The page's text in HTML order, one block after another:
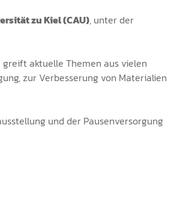
zu Kiel (CAU), unter der
aktuelle Themen aus vielen
zur Verbesserung von Materialien
und der Pausenversorgung